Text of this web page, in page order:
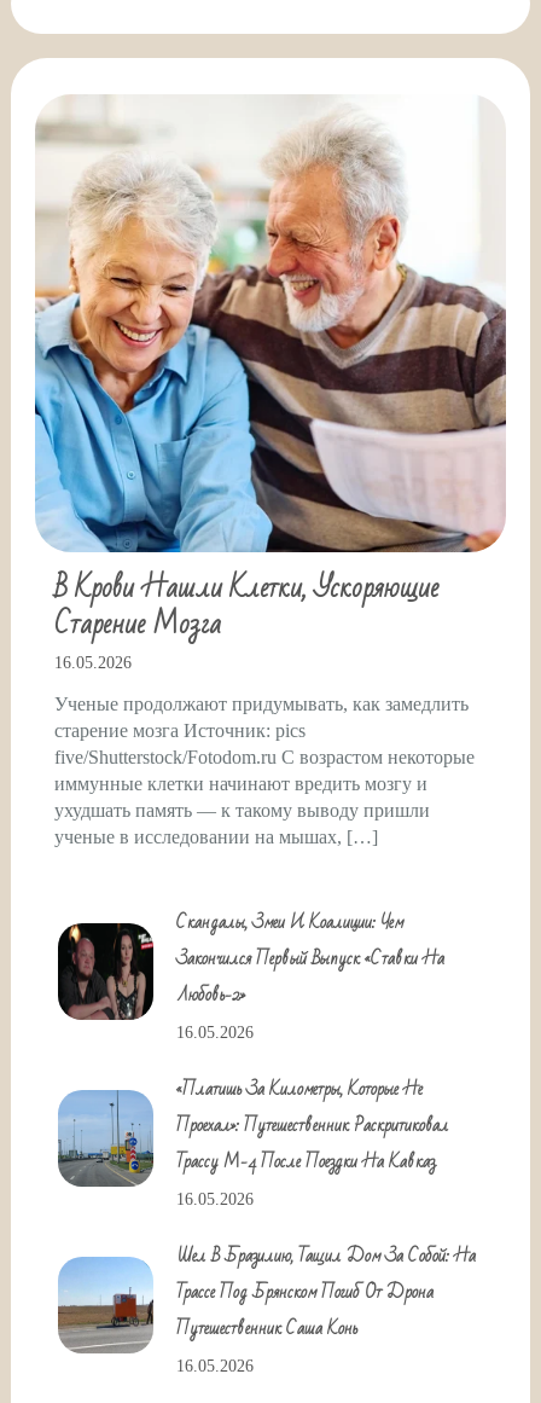
В Крови Нашли Клетки, Ускоряющие
Старение Мозга
16.05.2026
Ученые продолжают придумывать, как замедлить
старение мозга Источник: pics
five/Shutterstock/Fotodom.ru С возрастом некоторые
иммунные клетки начинают вредить мозгу и
ухудшать память — к такому выводу пришли
ученые в исследовании на мышах, […]
Скандалы, Змеи И Коалиции: Чем
Закончился Первый Выпуск «Ставки На
Любовь-2»
16.05.2026
«Платишь За Километры, Которые Не
Проехал»: Путешественник Раскритиковал
Трассу М-4 После Поездки На Кавказ
16.05.2026
Шел В Бразилию, Тащил Дом За Собой: На
Трассе Под Брянском Погиб От Дрона
Путешественник Саша Конь
16.05.2026